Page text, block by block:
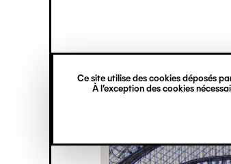
Ce site utilise des cookies déposés
À l’exception des cookies
principal
verticale